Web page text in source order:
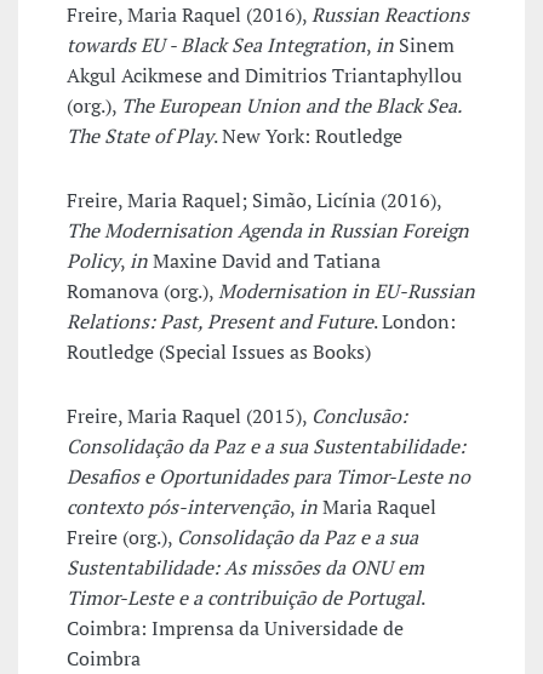
Freire, Maria Raquel (2016),Russian Reactions
towards EU - Black Sea Integration,in Sinem
Akgul Acikmese and Dimitrios Triantaphyllou
(org.), The European Union and the Black Sea.
The State of Play. New York: Routledge
Freire, Maria Raquel; Simão, Licínia (2016),
The Modernisation Agenda in Russian Foreign
Policy,inMaxine David and Tatiana
Romanova (org.),Modernisation in EU-Russian
Relations: Past, Present and Future. London:
Routledge (Special Issues as Books)
Freire, Maria Raquel (2015), Conclusão:
Consolidação da Paz e a sua Sustentabilidade:
Desafios e Oportunidades para Timor-Leste no
contexto pós-intervenção,inMaria Raquel
Freire (org.), Consolidação da Paz e a sua
Sustentabilidade: As missões da ONU em
Timor-Leste e a contribuição de Portugal.
Coimbra: Imprensa da Universidade de
Coimbra